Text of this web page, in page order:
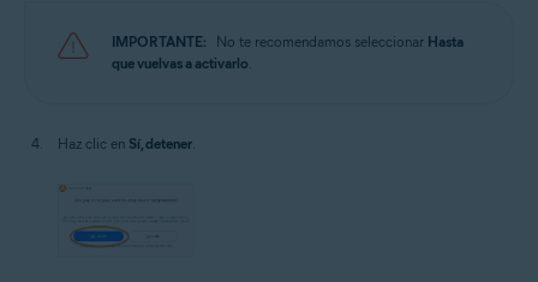
IMPORTANTE: No te recomendamos seleccionar Hasta
que vuelvas a activarlo
Haz clic en Sí, detener